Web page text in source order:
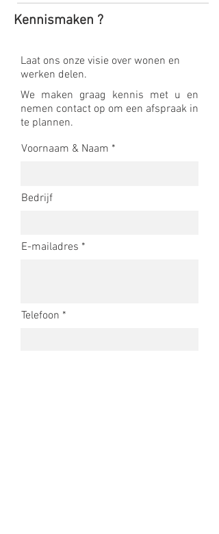
Kennismaken ?
Laat ons onze visie over wonen en
werken delen.
We maken graag kennis met u en
nemen contact op om een afspraak in
te plannen.
Voornaam & Naam
Bedrijf
E-mailadres
Telefoon